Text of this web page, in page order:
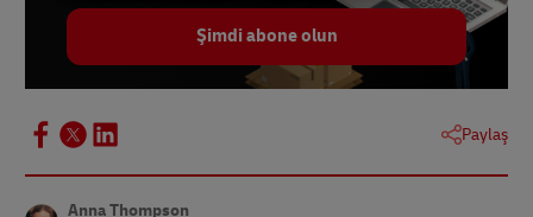
Şimdi abone olun
Paylaş
Anna Thompson